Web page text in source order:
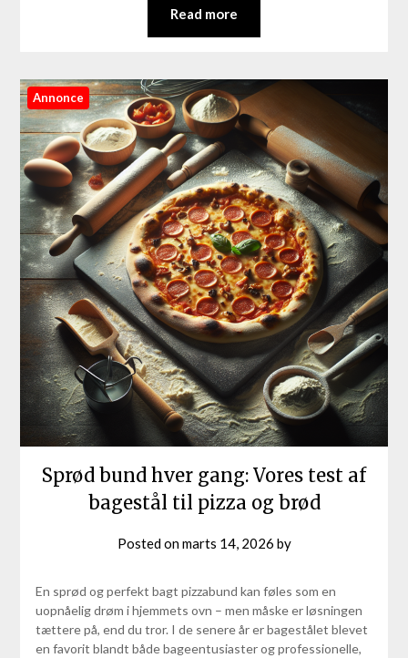
Read more
Annonce
Sprød bund hver gang: Vores test af
bagestål til pizza og brød
Posted onmarts 14, 2026 by
En sprød og perfekt bagt pizzabund kan føles som en
uopnåelig drøm i hjemmets ovn – men måske er løsningen
tættere på, end du tror. I de senere år er bagestålet blevet
en favorit blandt både bageentusiaster og professionelle,